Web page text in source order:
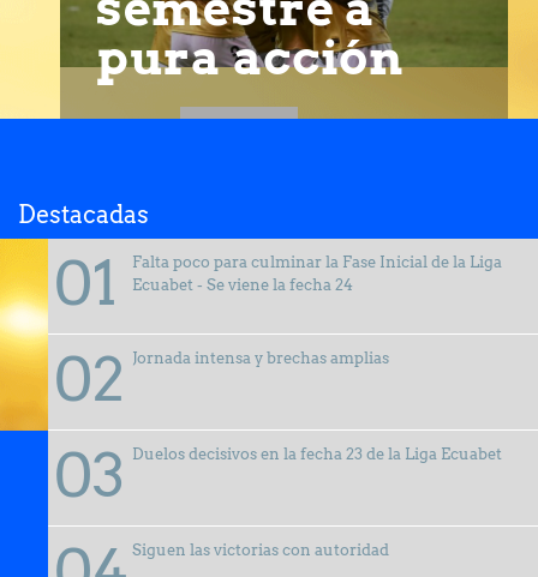
pura acción
Destacadas
Falta poco para culminar la Fase Inicial de la Liga
Ecuabet - Se viene la fecha 24
Jornada intensa y brechas amplias
Duelos decisivos en la fecha 23 de la Liga Ecuabet
Siguen las victorias con autoridad